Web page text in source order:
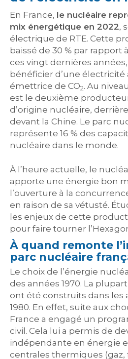
En France, le nucléaire
mix énergétique en 2022,
électrique de RTE. Cette
baissé de 30 % par rapport
ces vingt dernières
bénéficier d’une électricité
émettrice de CO2. Au
est le deuxième
d’origine nucléaire,
devant la Chine. Le parc
représente 16 % des
nucléaire dans le monde.
À l’heure actuelle, le
apporte une énergie bon
l’ouverture à la
en raison de sa vétusté.
les enjeux de cette
pour faire tourner
À quand remonte
parc nucléaire
Le choix de l’énergie
des années 1970. La
ont été construits dans les
1980. En effet, suite aux
France a engagé un
civil. Cela lui a permis de
indépendante en énergie
centrales thermiques (gaz,